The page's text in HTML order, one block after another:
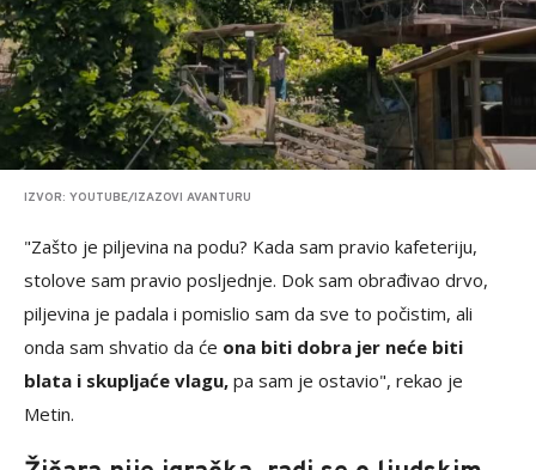
IZVOR: YOUTUBE/IZAZOVI AVANTURU
"Zašto je piljevina na podu? Kada sam pravio kafeteriju,
stolove sam pravio posljednje. Dok sam obrađivao drvo,
piljevina je padala i pomislio sam da sve to počistim, ali
onda sam shvatio da će ona biti dobra jer neće biti
blata i skupljaće vlagu, pa sam je ostavio", rekao je
Metin.